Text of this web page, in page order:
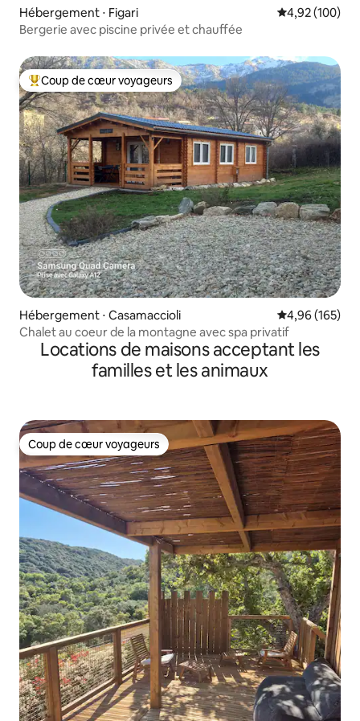
Hébergement ⋅ Figari Évaluation
4,92 (100)
Bergerie avec piscine privée et chauffée
Coups de cœur voyageurs les plus appréciés
Coup de cœur voyageurs
Hébergement ⋅ Casamaccioli Évaluation
4,96 (165)
Chalet au coeur de la montagne avec spa privatif
Locations de maisons acceptant les
familles et les animaux
Coup de cœur voyageurs
Coup de cœur voyageurs